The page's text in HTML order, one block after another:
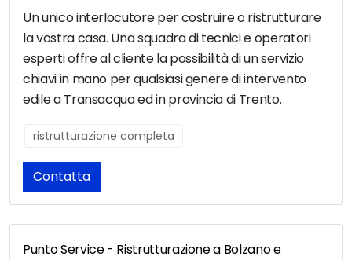
Un unico interlocutore per costruire o ristrutturare
la vostra casa. Una squadra di tecnici e operatori
esperti offre al cliente la possibilità di un servizio
chiavi in mano per qualsiasi genere di intervento
edile a Transacqua ed in provincia di Trento.
ristrutturazione completa
Contatta
Punto Service - Ristrutturazione a Bolzano e